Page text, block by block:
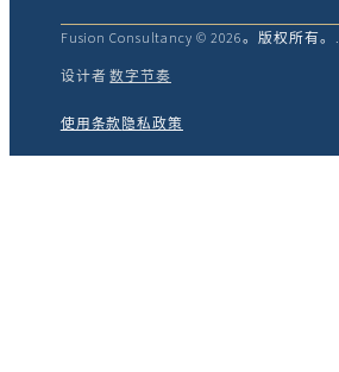
Fusion Consultancy © 2026。版权所有。.
设计者数字节奏
使用条款隐私政策